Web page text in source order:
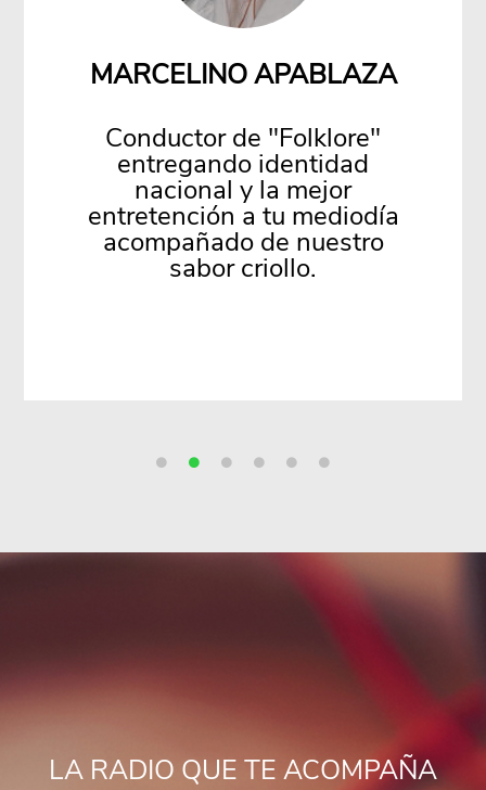
JUAN GODOY
Sit amet, consectetur
adipiscing elit. dolor sit amet,
consectetur adipiscing elit
Sit amet, consectetur
adipiscing elit. adipiscing
LA RADIO QUE TE ACOMPAÑA